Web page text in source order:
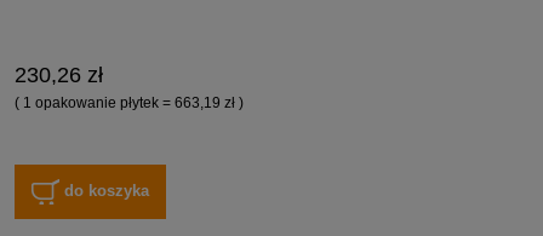
230,26 zł
( 1 opakowanie płytek = 663,19 zł )
do koszyka